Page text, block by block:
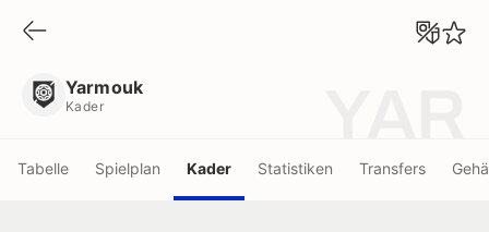
Yarmouk
Kader
Tabelle Spielplan Kader Statistiken Transfers